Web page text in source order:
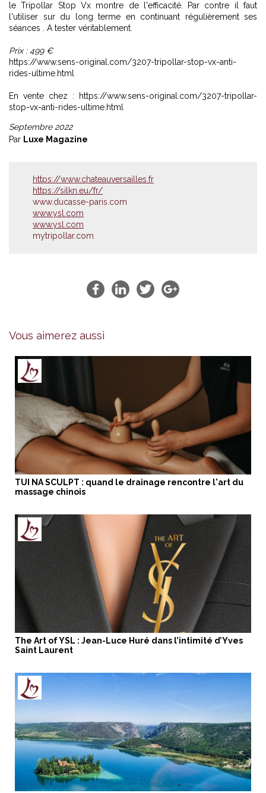
le Tripollar Stop Vx montre de l'efficacité. Par contre il faut
l'utiliser sur du long terme en continuant régulièrement ses
séances . A tester véritablement.
Prix : 499 €
https://www.sens-original.com/3207-tripollar-stop-vx-anti-
rides-ultime.html
En vente chez :
https://www.sens-original.com/3207-tripollar-
stop-vx-anti-rides-ultime.html
Septembre 2022
Par Luxe Magazine
https://www.chateauversailles.fr
https://silkn.eu/fr/
www.ducasse-paris.com
www.ysl.com
www.ysl.com
mytripollar.com
Vous aimerez aussi
TUI NA SCULPT : quand le drainage rencontre l'art du
massage chinois
The Art of YSL : Jean-Luce Huré dans l’intimité d’Yves
Saint Laurent